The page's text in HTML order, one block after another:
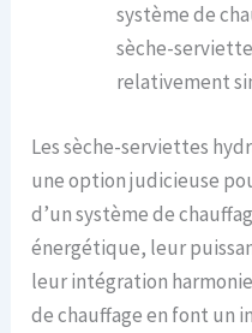
système de
sèche-
relativement
Les sèche-serviettes
une option judicieuse
d’un système de
énergétique, leur
leur intégration
de chauffage en font un